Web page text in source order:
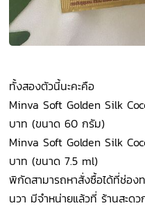
ทั้งสองตัวนี้นะคะคือ
Minva Soft Golden Silk
บาท (ขนาด 60 กรัม)
Minva Soft Golden Silk
บาท (ขนาด 7.5 ml)
พิกัดสามารถหาสั่งซื้อได้ที่ช่อ
นวา มีจำหน่ายแล้วที่ ร้านสะด